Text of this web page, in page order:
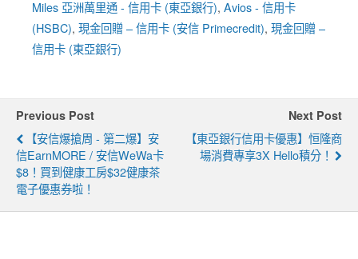
Miles 亞洲萬里通 - 信用卡 (東亞銀行), Avios - 信用卡
(HSBC), 現金回贈 – 信用卡 (安信 Primecredit), 現金回贈 –
信用卡 (東亞銀行)
Previous Post
【安信爆搶周 - 第二爆】安
信EarnMORE / 安信WeWa卡
$8！買到健康工房$32健康茶
電子優惠券啦！
Next Post
【東亞銀行信用卡優惠】恒隆商
場消費專享3X Hello積分！